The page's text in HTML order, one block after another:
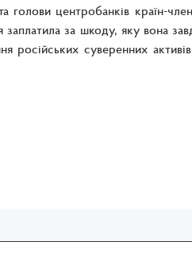
голови центробанків країн-
за шкоду, яку вона
російських суверенних